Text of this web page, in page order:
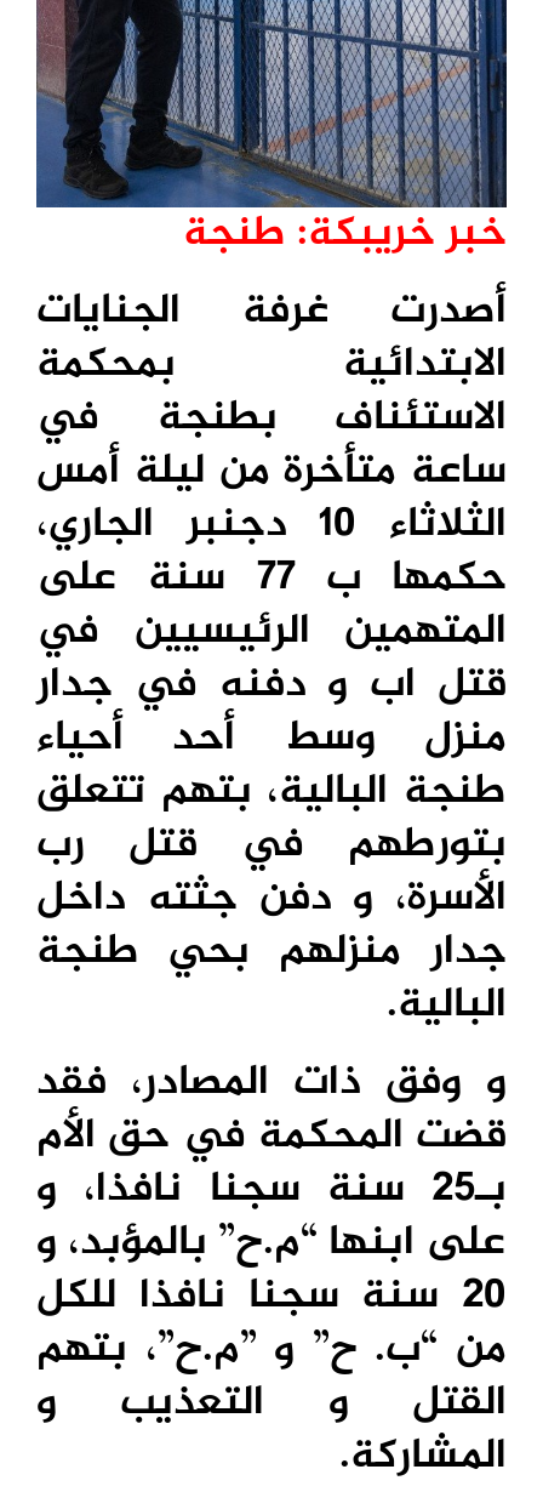
خبر خريبكة: طنجة
أصدرت غرفة الجنايات
الابتدائية بمحكمة
الاستئناف بطنجة في
ساعة متأخرة من ليلة أمس
الثلاثاء 10 دجنبر الجاري،
حكمها ب 77 سنة على
المتهمين الرئيسيين في
قتل اب و دفنه في جدار
منزل وسط أحد أحياء
طنجة البالية، بتهم تتعلق
بتورطهم في قتل رب
الأسرة، و دفن جثته داخل
جدار منزلهم بحي طنجة
البالية.
و وفق ذات المصادر، فقد
قضت المحكمة في حق الأم
بـ25 سنة سجنا نافذا، و
على ابنها “م.ح” بالمؤبد، و
20 سنة سجنا نافذا للكل
من “ب. ح” و ”م.ح”، بتهم
القتل و التعذيب و
المشاركة.